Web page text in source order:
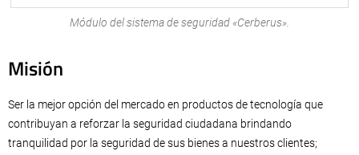
Módulo del sistema de seguridad «Cerberus».
Misión
Ser la mejor opción del mercado en productos de tecnología que
contribuyan a reforzar la seguridad ciudadana brindando
tranquilidad por la seguridad de sus bienes a nuestros clientes;